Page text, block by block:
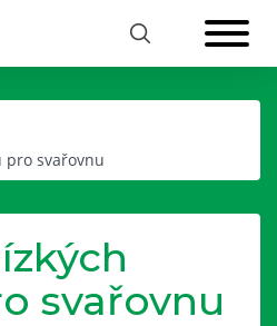
pro svařovnu
svařovnu